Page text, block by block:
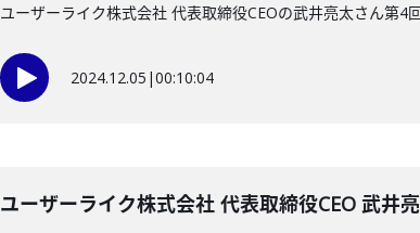
ユーザーライク株式会社 代表取締役CEOの武井亮太さん第4
2024.12.05 |00:10:04
ユーザーライク株式会社 代表取締役CEO 武井